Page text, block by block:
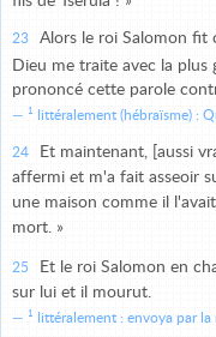
23
Alors le roi Salomon fit
Dieu me traite avec la plus
prononcé cette parole
1 littéralement (hébraïsme) :
24
Et maintenant, [aussi
affermi et m'a fait asseoir
une maison comme il
mort. »
25 Et le roi Salomon en
sur lui et il mourut.
1 littéralement : envoya par la